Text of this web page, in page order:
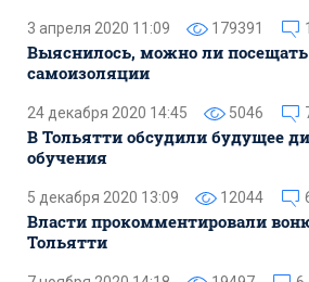
3 апреля 2020 11:09 179391
Выяснилось, можно ли
самоизоляции
24 декабря 2020 14:45 5046
В Тольятти обсудили будущее
обучения
5 декабря 2020 13:09 12044
Власти прокомментировали
Тольятти